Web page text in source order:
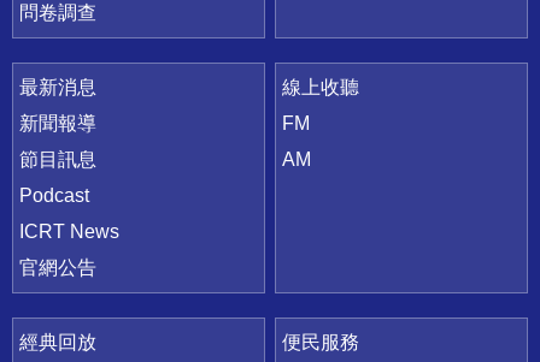
問卷調查
最新消息
新聞報導
節目訊息
Podcast
ICRT News
官網公告
線上收聽
FM
AM
經典回放
便民服務